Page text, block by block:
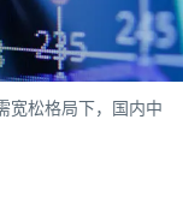
宽松格局下，国内中